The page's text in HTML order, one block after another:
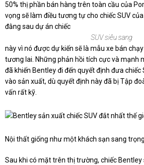
50% thị phần bán hàng trên toàn cầu của
vọng sẽ làm điều tương tự cho chiếc SUV
đằng sau dự án chiếc
SUV siêu sang
này vì nó được dự kiến sẽ là mẫu xe bán
tương lai. Những phản hồi tích cực và mạnh
đã khiến Bentley đi đến quyết định đưa chiếc
vào sản xuất, dù quyết định này đã bị Tập
vấn rất kỹ.
Nội thất giống như một khách sạn sang
Sau khi có mặt trên thị trường, chiếc Bentley